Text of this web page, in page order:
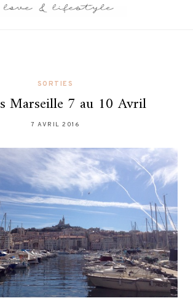
SORTIES
Marseille 7 au 10 Avril
7 AVRIL 2016